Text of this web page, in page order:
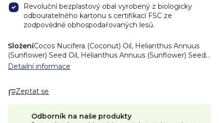
Revoluční bezplastový obal vyrobený z biologicky
odbouratelného kartonu s certifikací FSC ze
zodpovědně obhospodařovaných lesů.
SloženíCocos Nucifera (Coconut) Oil, Helianthus Annuus
(Sunflower) Seed Oil, Helianthus Annuus (Sunflower) Seed
Wax, BehenylBehenate, Butyrospermum Parkii (Shea)
(Grape) Seed Oil, Caprylic/Capric Triglyceride*, Dimethyl
Caprylic/Capric Triglyceride, Rosmarinus Ocinalis
Detailní informace
Zeptat se
Odborník na naše produkty